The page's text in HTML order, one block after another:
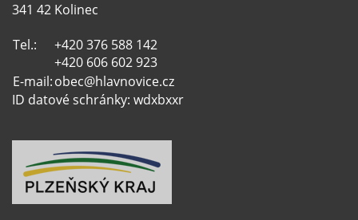
341 42 Kolinec
Tel.:
+420 376 588 142
+420 606 602 923
E-mail:obec@hlavnovice.cz
ID datové schránky: wdxbxxr